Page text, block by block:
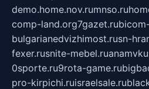
demo.home.nov.rumnso.ru
comp-land.org7gazet.ru
bulgarianedvizhimost.rusn-
fexer.rusnite-mebel.ru
0sporte.ru9rota-game.ru
pro-kirpichi.ruisraelsale.ru